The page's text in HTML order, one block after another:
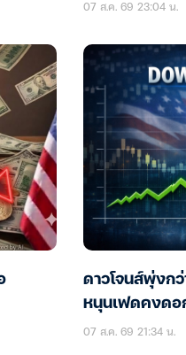
07 ส.ค. 69 23:04 น.
ดาวโจนส์พุ่งก
หนุนเฟดคงดอ
07 ส.ค. 69 21:34 น.